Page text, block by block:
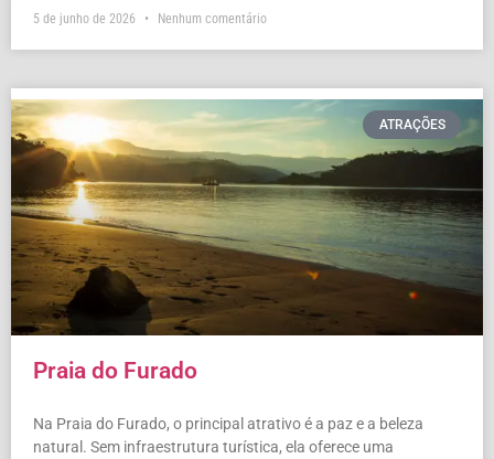
5 de junho de 2026 Nenhum comentário
ATRAÇÕES
Praia do Furado
Na Praia do Furado, o principal atrativo é a paz e a beleza
natural. Sem infraestrutura turística, ela oferece uma